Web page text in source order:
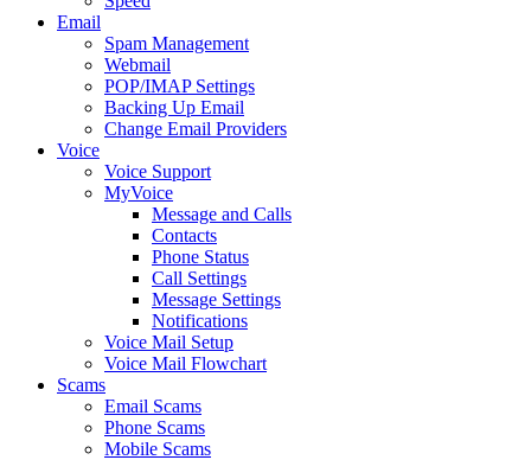
Email
Spam Management
Webmail
POP/IMAP Settings
Backing Up Email
Change Email Providers
Voice
Voice Support
MyVoice
Message and Calls
Contacts
Phone Status
Call Settings
Message Settings
Notifications
Voice Mail Setup
Voice Mail Flowchart
Scams
Email Scams
Phone Scams
Mobile Scams